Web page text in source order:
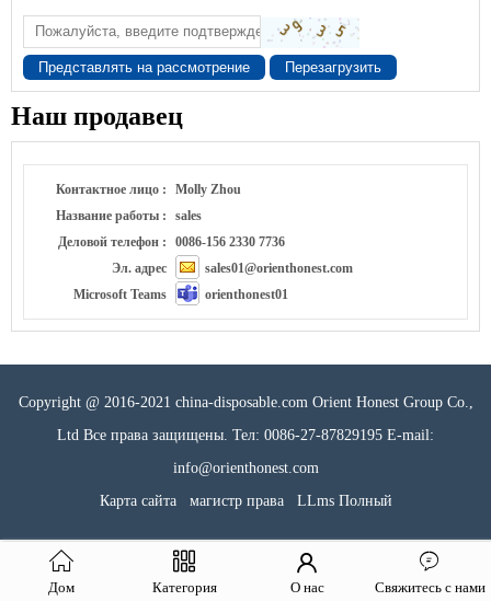
Представлять на рассмотрение Перезагрузить
Наш продавец
Контактное лицо :
Molly Zhou
Название работы :
sales
Деловой телефон :
0086-156 2330 7736
Эл. адрес
sales01@orienthonest.com
Microsoft Teams
orienthonest01
Copyright @ 2016-2021 china-disposable.com Orient Honest Group Co.,
Ltd Все права защищены. Тел: 0086-27-87829195 E-mail:
info@orienthonest.com
Карта сайта
магистр права LLms Полный
Дом Категория О нас Свяжитесь с нами